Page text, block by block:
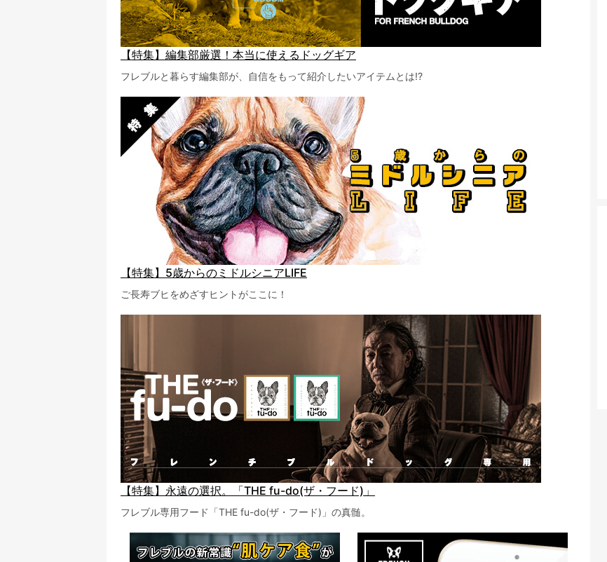
【特集】編集部厳選！本当に使えるドッグギア
フレブルと暮らす編集部が、自信をもって紹介したいアイテムとは!?
【特集】5歳からのミドルシニアLIFE
ご長寿ブヒをめざすヒントがここに！
【特集】永遠の選択。「THE fu-do(ザ・フード)」
フレブル専用フード「THE fu-do(ザ・フード)」の真髄。